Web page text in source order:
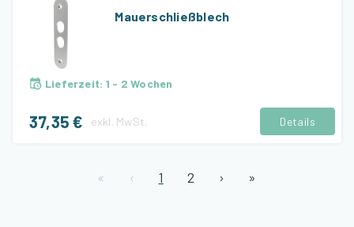
Mauerschließblech
Lieferzeit: 1 - 2 Wochen
37,35 € exkl. MwSt. Details
« ‹ 1 2 › »